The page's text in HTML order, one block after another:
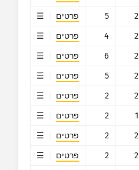
2
5
פרטים
2
4
פרטים
2
6
פרטים
2
5
פרטים
2
2
פרטים
1
2
פרטים
2
2
פרטים
2
2
פרטים